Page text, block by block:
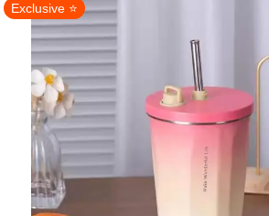
Exclusive ⭐